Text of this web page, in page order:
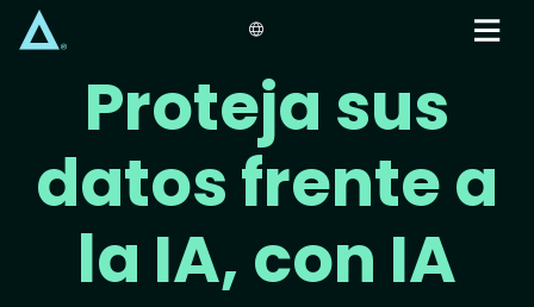
main
content
Proteja sus
datos frente a
la IA, con IA